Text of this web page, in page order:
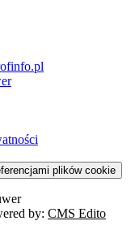
plików cookie
by: CMS Edito